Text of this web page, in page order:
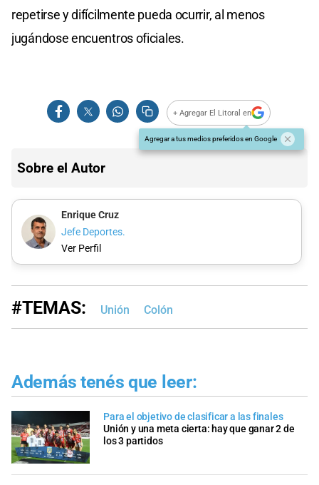
repetirse y difícilmente pueda ocurrir, al menos
jugándose encuentros oficiales.
+ Agregar El Litoral en
Agregar a tus medios preferidos en Google
Sobre el Autor
Enrique Cruz
Jefe Deportes.
Ver Perfil
#TEMAS: Unión Colón
Además tenés que leer:
Para el objetivo de clasificar a las finales
Unión y una meta cierta: hay que ganar 2 de
los 3 partidos